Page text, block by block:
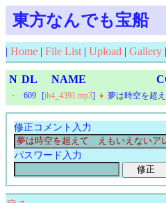
東方なんでも宝船
| Home | File List | Upload | Gallery |
N DL NAME
· 609 [th4_4391.mp3] ♦ 夢は時空を超
修正コメント入力
パスワード入力